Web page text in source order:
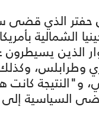
حفتر الذي قضى
الشمالية
الذين يسيطرون
وطرابلس،
و"النتيجة كانت
السياسية إلى